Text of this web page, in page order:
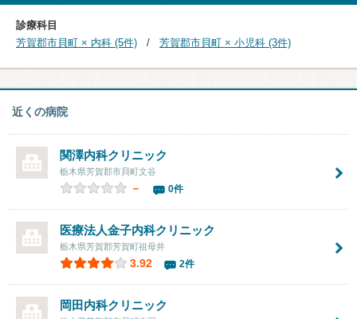
診療科目
芳賀郡市貝町 × 内科 (5件)
芳賀郡市貝町 × 小児科 (3件)
近くの病院
関澤内科クリニック
栃木県芳賀郡市貝町文谷
－ 0件
医療法人金子内科クリニック
栃木県芳賀郡芳賀町祖母井
3.92 2件
岡田内科クリニック